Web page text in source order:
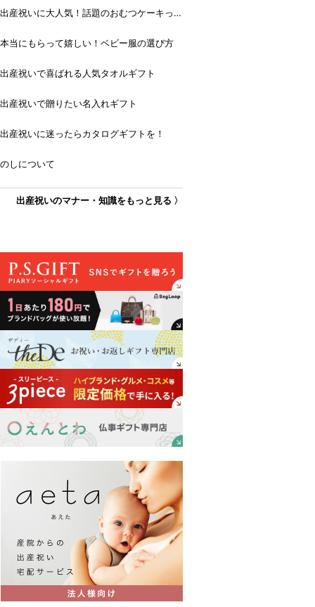
出産祝いに大人気！話題のおむつケーキっ
本当にもらって嬉しい！ベビー服の選び方
出産祝いで喜ばれる人気タオルギフト
出産祝いで贈りたい名入れギフト
出産祝いに迷ったらカタログギフトを！
のしについて
出産祝いのマナー・知識をもっと見る 〉